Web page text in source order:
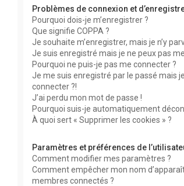
Problèmes de connexion et
Pourquoi dois-je m’enregistrer ?
Que signifie COPPA ?
Je souhaite m’enregistrer, mais je n’y
Je suis enregistré mais je ne peux pas
Pourquoi ne puis-je pas me connecter ?
Je me suis enregistré par le passé mais
connecter ?!
J’ai perdu mon mot de passe !
Pourquoi suis-je automatiquement
À quoi sert « Supprimer les cookies » ?
Paramètres et préférences de
Comment modifier mes paramètres ?
Comment empêcher mon nom
membres connectés ?